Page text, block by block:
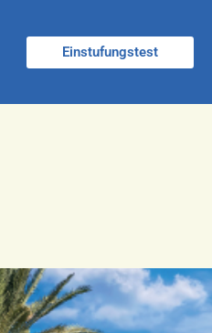
Einstufungstest